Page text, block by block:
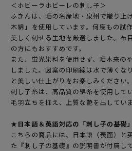
＜ホビーラホビーレの刺し子＞
ふきんは、晒の名産地・泉州で織り上
木綿」を使用しています。何度もの試
美しく刺せる生地を厳選しました。布
の方にもおすすめです。
また、蛍光染料を使用せず、晒本来の
しました。図案の印刷線は水で薄くな
と美しい仕上がりをお楽しみください。
刺し子糸は、高品質の綿糸を使用して
毛羽立ちを抑え、上質な艶を出していま
★日本語＆英語対応の「刺し子の基礎
こちらの商品には、日本語（表面）と
た『刺し子の基礎』の説明書が付属し